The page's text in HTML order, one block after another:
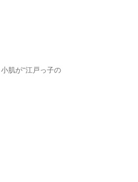
肌が“江戸っ子の